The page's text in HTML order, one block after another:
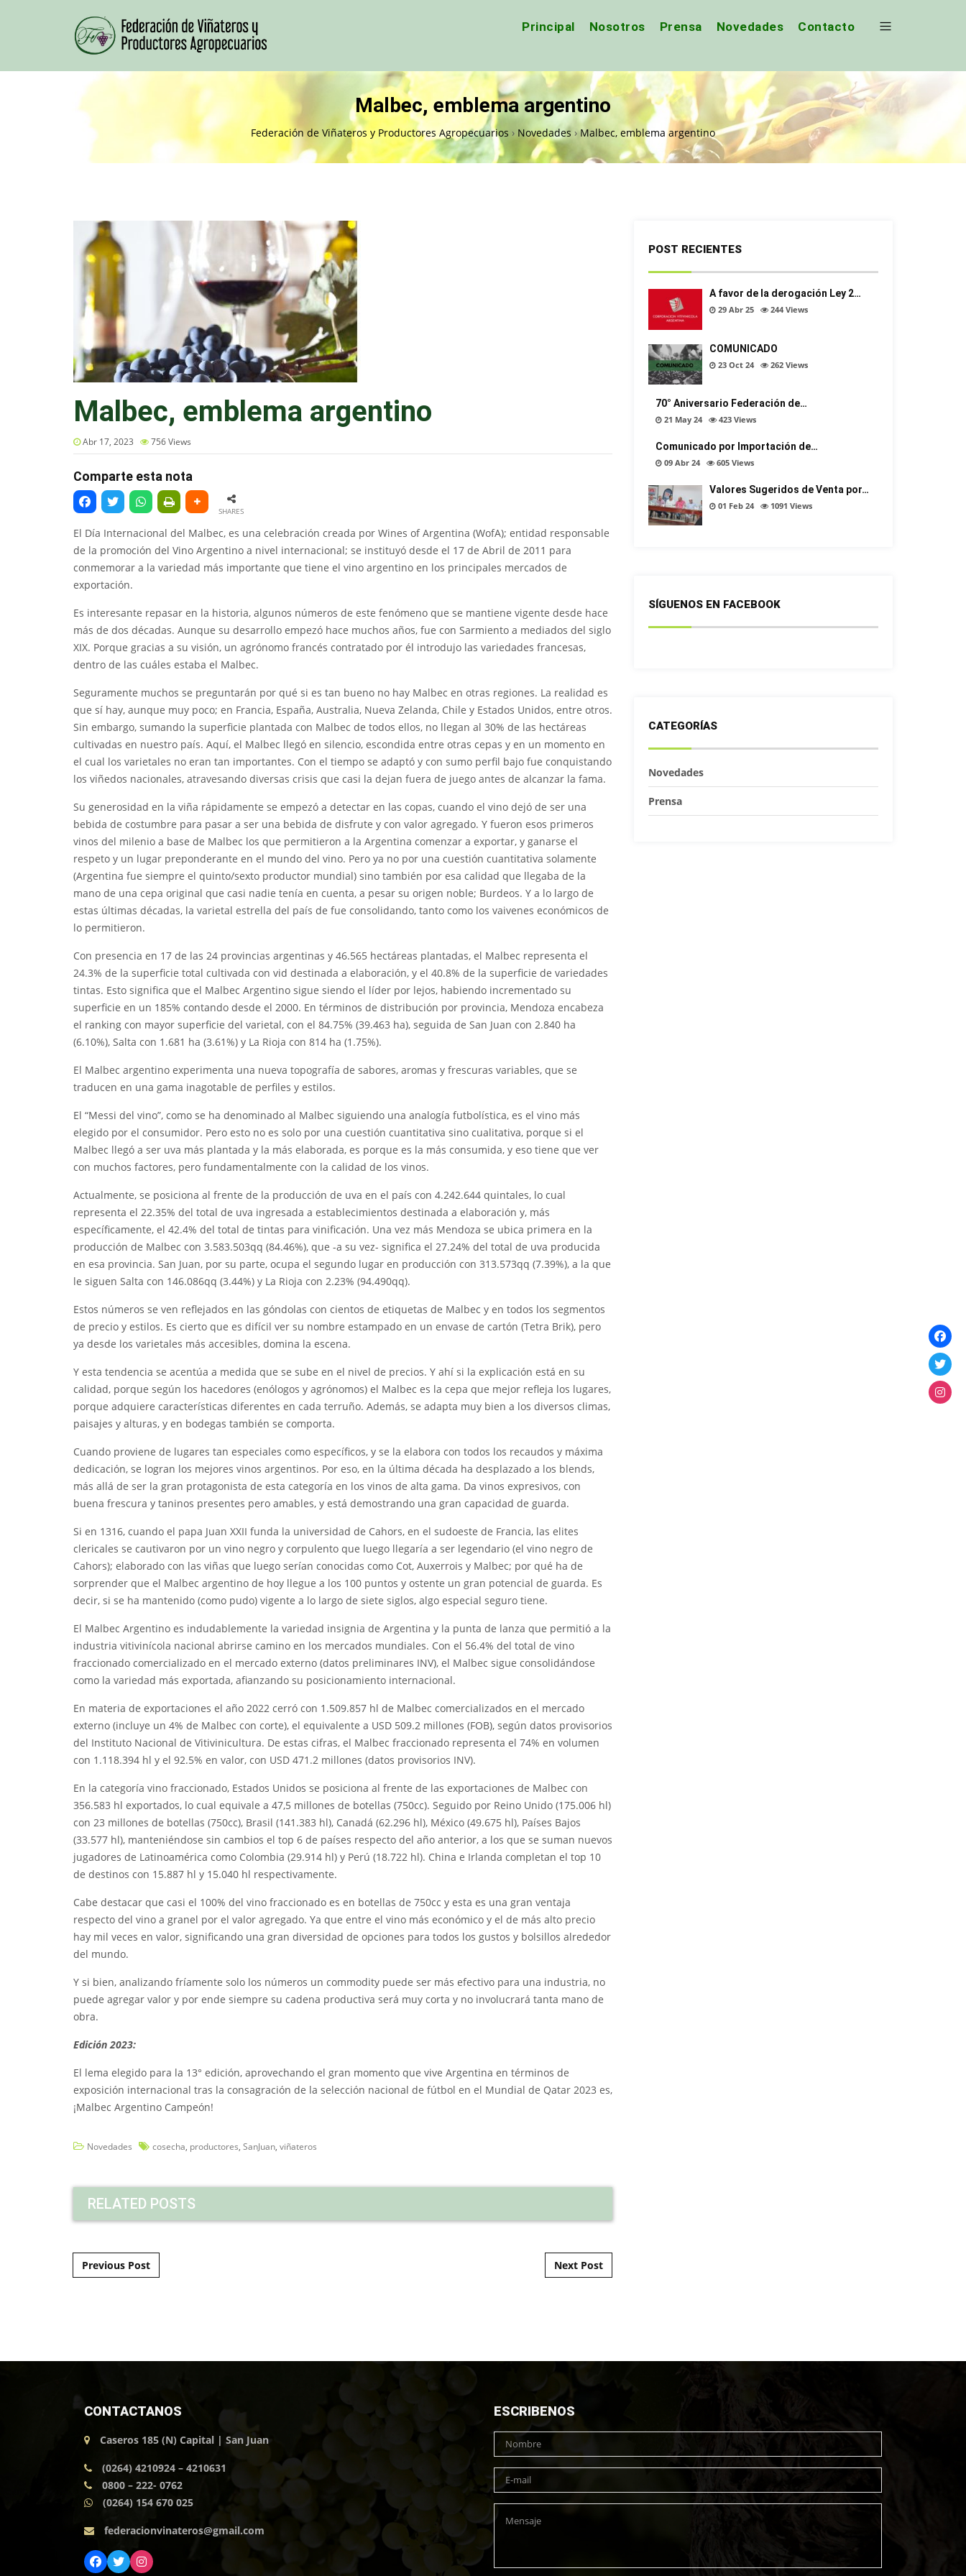
Principal Nosotros Prensa Novedades Contacto
Malbec, emblema argentino
Federación de Viñateros y Productores Agropecuarios › Novedades ›Malbec, emblema argentino
Malbec, emblema argentino
Abr 17, 2023 756Views
Comparte esta nota
SHARES
El Día Internacional del Malbec, es una celebración creada por Wines of Argentina (WofA); entidad responsable
de la promoción del Vino Argentino a nivel internacional; se instituyó desde el 17 de Abril de 2011 para
conmemorar a la variedad más importante que tiene el vino argentino en los principales mercados de
exportación.
Es interesante repasar en la historia, algunos números de este fenómeno que se mantiene vigente desde hace
más de dos décadas. Aunque su desarrollo empezó hace muchos años, fue con Sarmiento a mediados del siglo
XIX. Porque gracias a su visión, un agrónomo francés contratado por él introdujo las variedades francesas,
dentro de las cuáles estaba el Malbec.
Seguramente muchos se preguntarán por qué si es tan bueno no hay Malbec en otras regiones. La realidad es
que sí hay, aunque muy poco; en Francia, España, Australia, Nueva Zelanda, Chile y Estados Unidos, entre otros.
Sin embargo, sumando la superficie plantada con Malbec de todos ellos, no llegan al 30% de las hectáreas
cultivadas en nuestro país. Aquí, el Malbec llegó en silencio, escondida entre otras cepas y en un momento en
el cual los varietales no eran tan importantes. Con el tiempo se adaptó y con sumo perfil bajo fue conquistando
los viñedos nacionales, atravesando diversas crisis que casi la dejan fuera de juego antes de alcanzar la fama.
Su generosidad en la viña rápidamente se empezó a detectar en las copas, cuando el vino dejó de ser una
bebida de costumbre para pasar a ser una bebida de disfrute y con valor agregado. Y fueron esos primeros
vinos del milenio a base de Malbec los que permitieron a la Argentina comenzar a exportar, y ganarse el
respeto y un lugar preponderante en el mundo del vino. Pero ya no por una cuestión cuantitativa solamente
(Argentina fue siempre el quinto/sexto productor mundial) sino también por esa calidad que llegaba de la
mano de una cepa original que casi nadie tenía en cuenta, a pesar su origen noble; Burdeos. Y a lo largo de
estas últimas décadas, la varietal estrella del país de fue consolidando, tanto como los vaivenes económicos de
lo permitieron.
Con presencia en 17 de las 24 provincias argentinas y 46.565 hectáreas plantadas, el Malbec representa el
24.3% de la superficie total cultivada con vid destinada a elaboración, y el 40.8% de la superficie de variedades
tintas. Esto significa que el Malbec Argentino sigue siendo el líder por lejos, habiendo incrementado su
superficie en un 185% contando desde el 2000. En términos de distribución por provincia, Mendoza encabeza
el ranking con mayor superficie del varietal, con el 84.75% (39.463 ha), seguida de San Juan con 2.840 ha
(6.10%), Salta con 1.681 ha (3.61%) y La Rioja con 814 ha (1.75%).
El Malbec argentino experimenta una nueva topografía de sabores, aromas y frescuras variables, que se
traducen en una gama inagotable de perfiles y estilos.
El “Messi del vino”, como se ha denominado al Malbec siguiendo una analogía futbolística, es el vino más
elegido por el consumidor. Pero esto no es solo por una cuestión cuantitativa sino cualitativa, porque si el
Malbec llegó a ser uva más plantada y la más elaborada, es porque es la más consumida, y eso tiene que ver
con muchos factores, pero fundamentalmente con la calidad de los vinos.
Actualmente, se posiciona al frente de la producción de uva en el país con 4.242.644 quintales, lo cual
representa el 22.35% del total de uva ingresada a establecimientos destinada a elaboración y, más
específicamente, el 42.4% del total de tintas para vinificación. Una vez más Mendoza se ubica primera en la
producción de Malbec con 3.583.503qq (84.46%), que -a su vez- significa el 27.24% del total de uva producida
en esa provincia. San Juan, por su parte, ocupa el segundo lugar en producción con 313.573qq (7.39%), a la que
le siguen Salta con 146.086qq (3.44%) y La Rioja con 2.23% (94.490qq).
Estos números se ven reflejados en las góndolas con cientos de etiquetas de Malbec y en todos los segmentos
de precio y estilos. Es cierto que es difícil ver su nombre estampado en un envase de cartón (Tetra Brik), pero
ya desde los varietales más accesibles, domina la escena.
Y esta tendencia se acentúa a medida que se sube en el nivel de precios. Y ahí si la explicación está en su
calidad, porque según los hacedores (enólogos y agrónomos) el Malbec es la cepa que mejor refleja los lugares,
porque adquiere características diferentes en cada terruño. Además, se adapta muy bien a los diversos climas,
paisajes y alturas, y en bodegas también se comporta.
Cuando proviene de lugares tan especiales como específicos, y se la elabora con todos los recaudos y máxima
dedicación, se logran los mejores vinos argentinos. Por eso, en la última década ha desplazado a los blends,
más allá de ser la gran protagonista de esta categoría en los vinos de alta gama. Da vinos expresivos, con
buena frescura y taninos presentes pero amables, y está demostrando una gran capacidad de guarda.
Si en 1316, cuando el papa Juan XXII funda la universidad de Cahors, en el sudoeste de Francia, las elites
clericales se cautivaron por un vino negro y corpulento que luego llegaría a ser legendario (el vino negro de
Cahors); elaborado con las viñas que luego serían conocidas como Cot, Auxerrois y Malbec; por qué ha de
sorprender que el Malbec argentino de hoy llegue a los 100 puntos y ostente un gran potencial de guarda. Es
decir, si se ha mantenido (como pudo) vigente a lo largo de siete siglos, algo especial seguro tiene.
El Malbec Argentino es indudablemente la variedad insignia de Argentina y la punta de lanza que permitió a la
industria vitivinícola nacional abrirse camino en los mercados mundiales. Con el 56.4% del total de vino
fraccionado comercializado en el mercado externo (datos preliminares INV), el Malbec sigue consolidándose
como la variedad más exportada, afianzando su posicionamiento internacional.
En materia de exportaciones el año 2022 cerró con 1.509.857 hl de Malbec comercializados en el mercado
externo (incluye un 4% de Malbec con corte), el equivalente a USD 509.2 millones (FOB), según datos provisorios
del Instituto Nacional de Vitivinicultura. De estas cifras, el Malbec fraccionado representa el 74% en volumen
con 1.118.394 hl y el 92.5% en valor, con USD 471.2 millones (datos provisorios INV).
En la categoría vino fraccionado, Estados Unidos se posiciona al frente de las exportaciones de Malbec con
356.583 hl exportados, lo cual equivale a 47,5 millones de botellas (750cc). Seguido por Reino Unido (175.006 hl)
con 23 millones de botellas (750cc), Brasil (141.383 hl), Canadá (62.296 hl), México (49.675 hl), Países Bajos
(33.577 hl), manteniéndose sin cambios el top 6 de países respecto del año anterior, a los que se suman nuevos
jugadores de Latinoamérica como Colombia (29.914 hl) y Perú (18.722 hl). China e Irlanda completan el top 10
de destinos con 15.887 hl y 15.040 hl respectivamente.
Cabe destacar que casi el 100% del vino fraccionado es en botellas de 750cc y esta es una gran ventaja
respecto del vino a granel por el valor agregado. Ya que entre el vino más económico y el de más alto precio
hay mil veces en valor, significando una gran diversidad de opciones para todos los gustos y bolsillos alrededor
del mundo.
Y si bien, analizando fríamente solo los números un commodity puede ser más efectivo para una industria, no
puede agregar valor y por ende siempre su cadena productiva será muy corta y no involucrará tanta mano de
obra.
Edición 2023:
El lema elegido para la 13° edición, aprovechando el gran momento que vive Argentina en términos de
exposición internacional tras la consagración de la selección nacional de fútbol en el Mundial de Qatar 2023 es,
¡Malbec Argentino Campeón!
Novedades cosecha, productores, SanJuan, viñateros
RELATED POSTS
Post navigation
Previous Post Next Post
POST RECIENTES
A favor de la derogación Ley 2…
29 Abr 25 244 Views
COMUNICADO
23 Oct 24 262 Views
70° Aniversario Federación de…
21 May 24 423 Views
Comunicado por Importación de…
09 Abr 24 605 Views
Valores Sugeridos de Venta por…
01 Feb 24 1091 Views
SÍGUENOS EN FACEBOOK
CATEGORÍAS
Novedades
Prensa
CONTACTANOS
Caseros 185 (N) Capital | San Juan
(0264) 4210924 – 4210631
0800 – 222- 0762
(0264) 154 670 025
federacionvinateros@gmail.com
ESCRIBENOS